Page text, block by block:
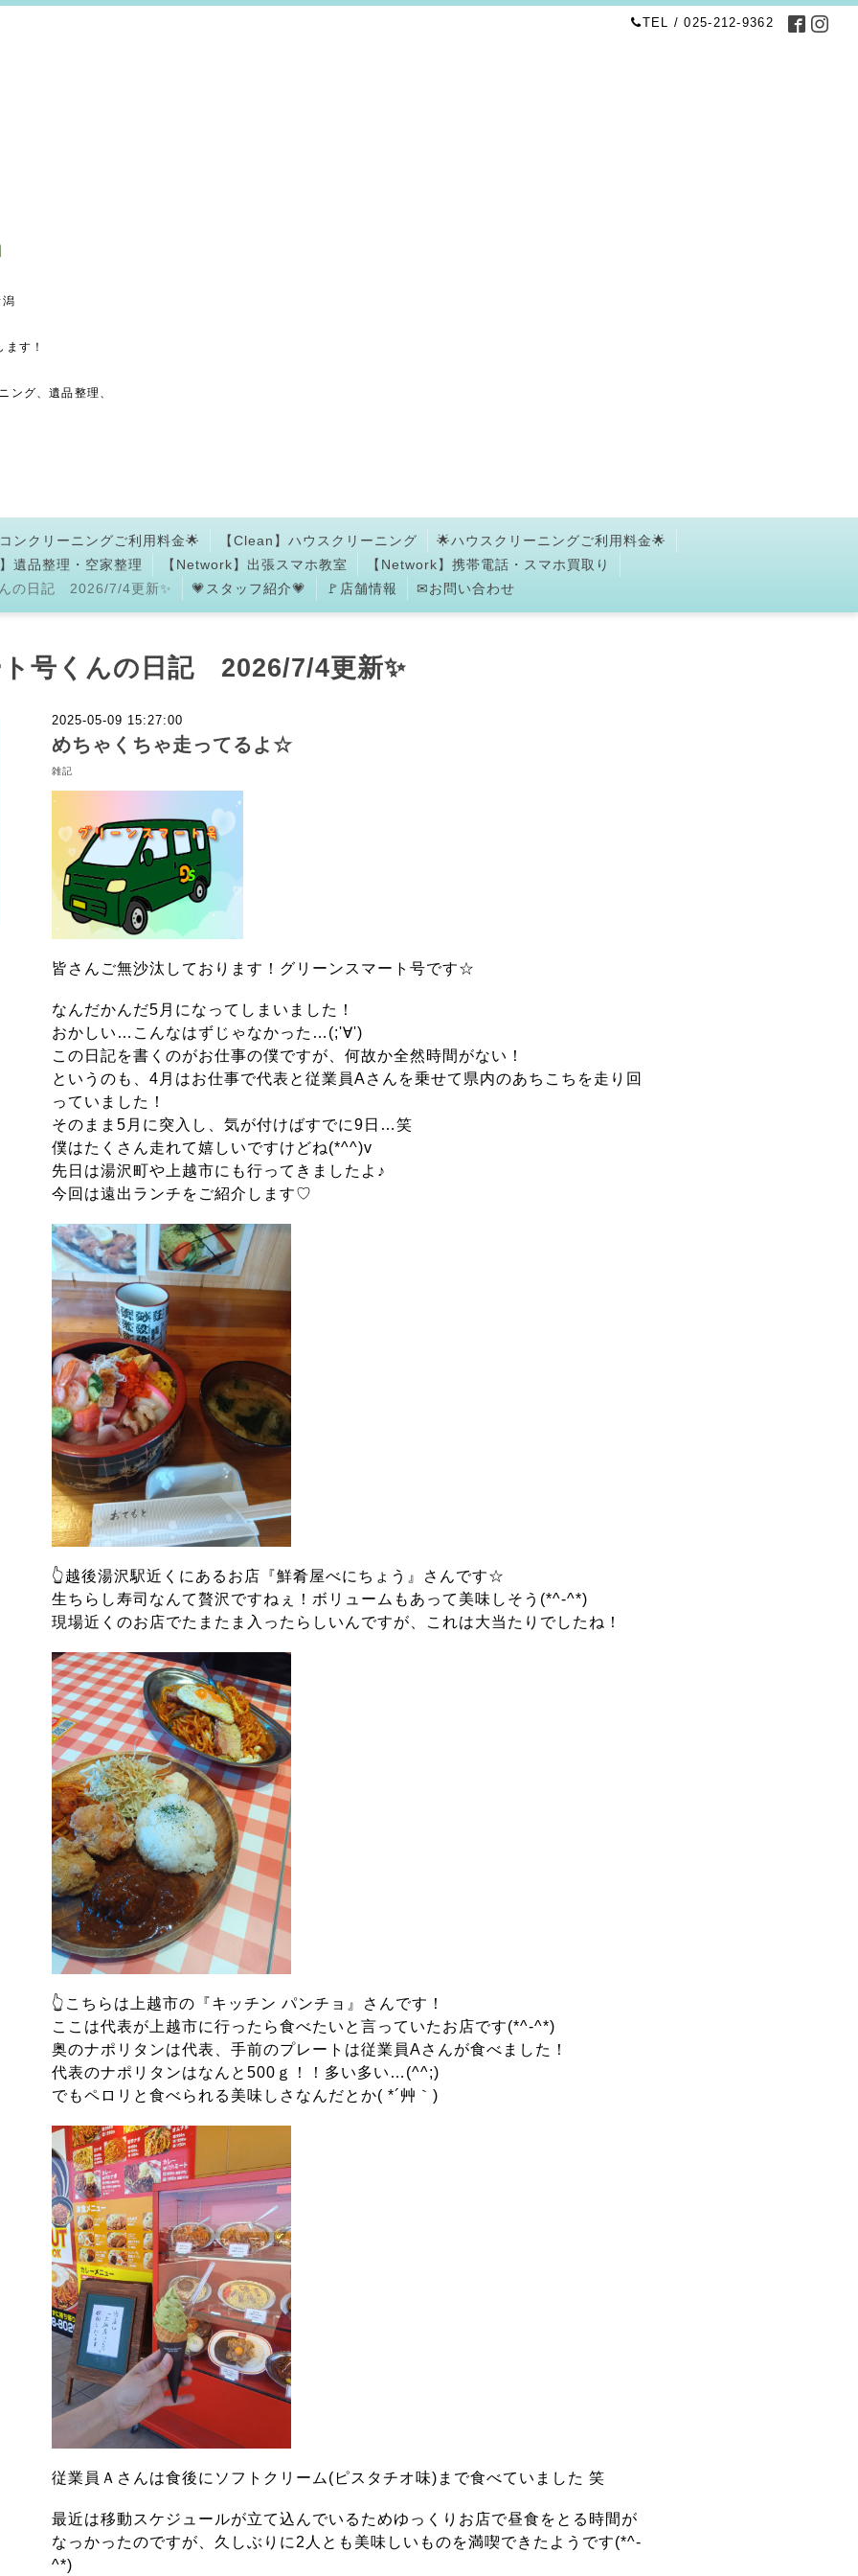
TEL / 025-212-9362
す！
ング、遺品整理、
ンクリーニングご利用料金🌟 【Clean】ハウスクリーニング
🌟ハウスクリーニングご利用料金🌟
遺品整理・空家整理 【Network】出張スマホ教室
【Network】携帯電話・スマホ買取り
の日記 2026/7/4更新✨ 💗スタッフ紹介💗 🚩店舗情報 ✉お問い合わせ
ト号くんの日記 2026/7/4更新✨
2025-05-09 15:27:00
めちゃくちゃ走ってるよ☆
雑記
皆さんご無沙汰しております！グリーンスマート号です☆
なんだかんだ5月になってしまいました！
おかしい…こんなはずじゃなかった…(;'∀')
この日記を書くのがお仕事の僕ですが、何故か全然時間がない！
というのも、4月はお仕事で代表と従業員Aさんを乗せて県内のあちこちを走り回
っていました！
そのまま5月に突入し、気が付けばすでに9日…笑
僕はたくさん走れて嬉しいですけどね(*^^)v
先日は湯沢町や上越市にも行ってきましたよ♪
今回は遠出ランチをご紹介します♡
👆越後湯沢駅近くにあるお店『鮮肴屋べにちょう』さんです☆
生ちらし寿司なんて贅沢ですねぇ！ ボリュームもあって美味しそう(*^-^*)
現場近くのお店でたまたま入ったらしいんですが、これは大当たりでしたね！
👆こちらは上越市の『キッチン パンチョ』さんです！
ここは代表が上越市に行ったら食べたいと言っていたお店です(*^-^*)
奥のナポリタンは代表、手前のプレートは従業員Aさんが食べました！
代表のナポリタンはなんと500ｇ！！多い多い…(^^;)
でもペロリと食べられる美味しさなんだとか( *´艸｀)
従業員Ａさんは食後にソフトクリーム(ピスタチオ味)まで食べていました 笑
最近は移動スケジュールが立て込んでいるためゆっくりお店で昼食をとる時間が
なっかったのですが、久しぶりに2人とも美味しいものを満喫できたようです(*^-
^*)